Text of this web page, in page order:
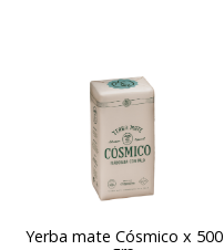
Yerba mate Cósmico x 500